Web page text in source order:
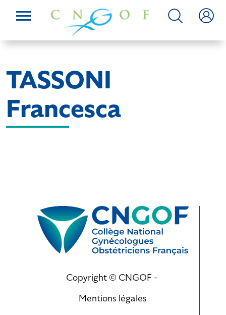
TASSONI
Francesca
Copyright © CNGOF -
Mentions légales